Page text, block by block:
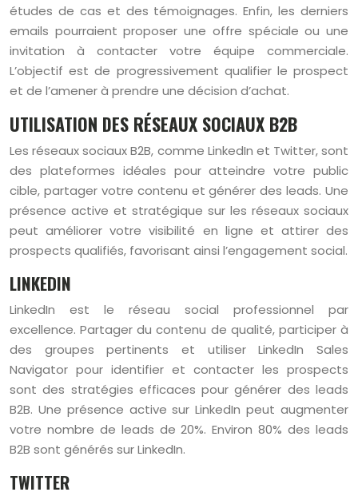
études de cas et des témoignages. Enfin, les derniers
emails pourraient proposer une offre spéciale ou une
invitation à contacter votre équipe commerciale.
L’objectif est de progressivement qualifier le prospect
et de l’amener à prendre une décision d’achat.
UTILISATION DES RÉSEAUX SOCIAUX B2B
Les réseaux sociaux B2B, comme LinkedIn et Twitter, sont
des plateformes idéales pour atteindre votre public
cible, partager votre contenu et générer des leads. Une
présence active et stratégique sur les réseaux sociaux
peut améliorer votre visibilité en ligne et attirer des
prospects qualifiés, favorisant ainsi l’engagement social.
LINKEDIN
LinkedIn est le réseau social professionnel par
excellence. Partager du contenu de qualité, participer à
des groupes pertinents et utiliser LinkedIn Sales
Navigator pour identifier et contacter les prospects
sont des stratégies efficaces pour générer des leads
B2B. Une présence active sur LinkedIn peut augmenter
votre nombre de leads de 20%. Environ 80% des leads
B2B sont générés sur LinkedIn.
TWITTER